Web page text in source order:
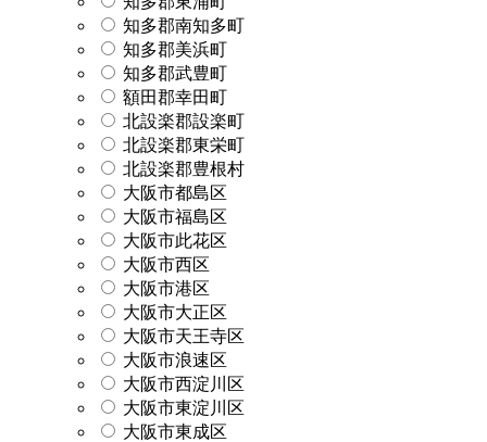
知多郡南知多町
知多郡美浜町
知多郡武豊町
額田郡幸田町
北設楽郡設楽町
北設楽郡東栄町
北設楽郡豊根村
大阪市都島区
大阪市福島区
大阪市此花区
大阪市西区
大阪市港区
大阪市大正区
大阪市天王寺区
大阪市浪速区
大阪市西淀川区
大阪市東淀川区
大阪市東成区